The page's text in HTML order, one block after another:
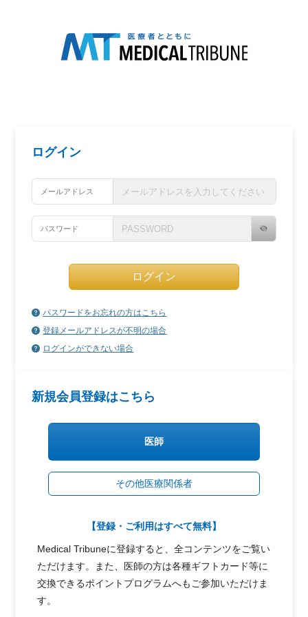
ログイン
メールアドレス
パスワード
ログイン
パスワードをお忘れの方はこちら
登録メールアドレスが不明の場合
ログインができない場合
新規会員登録はこちら
医師
その他医療関係者
【登録・ご利用はすべて無料】
Medical Tribuneに登録すると、全コンテンツをご覧い
ただけます。また、医師の方は各種ギフトカード等に
交換できるポイントプログラムへもご参加いただけま
す。